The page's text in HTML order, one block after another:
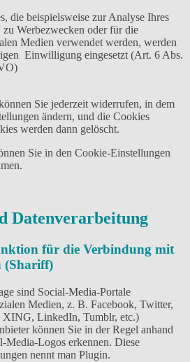
die beispielsweise zur Analyse Ihres
Werbezwecken oder für die
Medien verwendet werden, werden
Einwilligung eingesetzt (Art. 6 Abs.
Sie jederzeit widerrufen, in dem
ändern, und die Cookies
werden dann gelöscht.
Sie in den Cookie-Einstellungen
Datenverarbeitung
für die Verbindung mit
(Shariff)
sind Social-Media-Portale
Medien, z. B. Facebook, Twitter,
XING, LinkedIn, Tumblr, etc.)
können Sie in der Regel anhand
Media-Logos erkennen. Diese
nennt man Plugin.